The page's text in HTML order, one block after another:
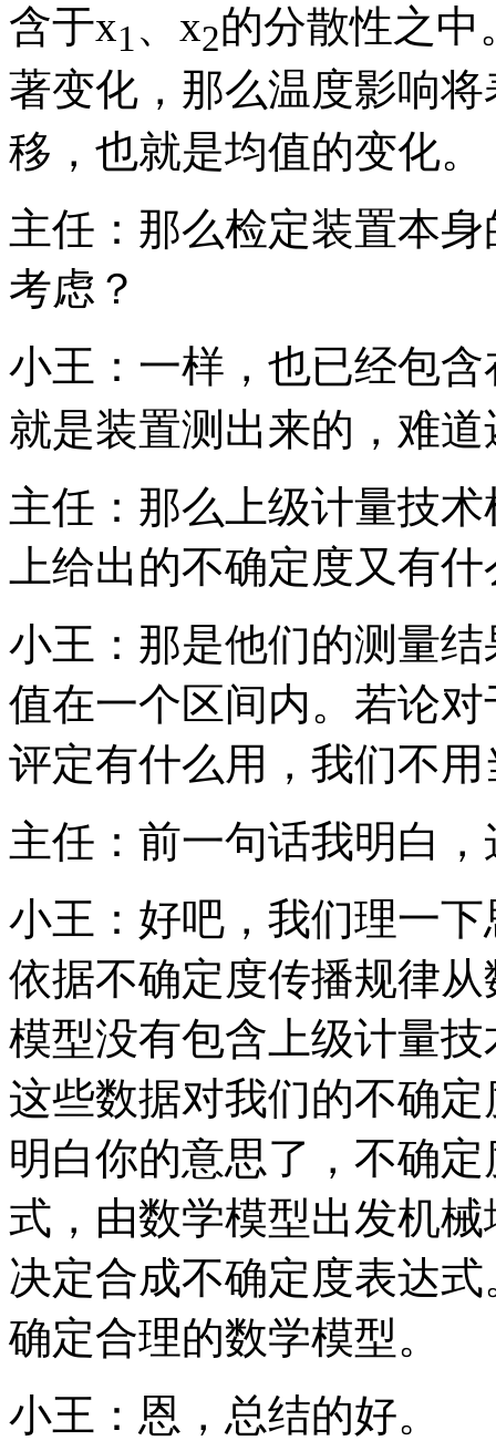
含于x1 、x2的分散性之中
著变化，那么温度影响
移，也就是均值的变化。
主任：那么检定装置本
考虑？
小王：一样，也已经包含
就是装置测出来的，难
主任：那么上级计量技
上给出的不确定度又有
小王：那是他们的测量
值在一个区间内。若论
评定有什么用，我们不
主任：前一句话我明白
小王：好吧，我们理一
依据不确定度传播规律
模型没有包含上级计量
这些数据对我们的不确
明白你的意思了，不确
式，由数学模型出发机
决定合成不确定度表达
确定合理的数学模型。
小王：恩，总结的好。